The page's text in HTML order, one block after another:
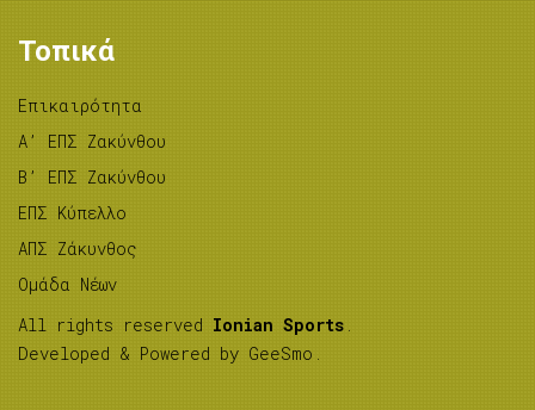
Τοπικά
Επικαιρότητα
A’ ΕΠΣ Ζακύνθου
B’ ΕΠΣ Ζακύνθου
ΕΠΣ Κύπελλο
ΑΠΣ Ζάκυνθος
Ομάδα Νέων
All rights reserved Ionian Sports .
Developed & Powered by GeeSmo .